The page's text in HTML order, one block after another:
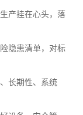
产挂在心头，落
隐患清单，对标
长期性、系统